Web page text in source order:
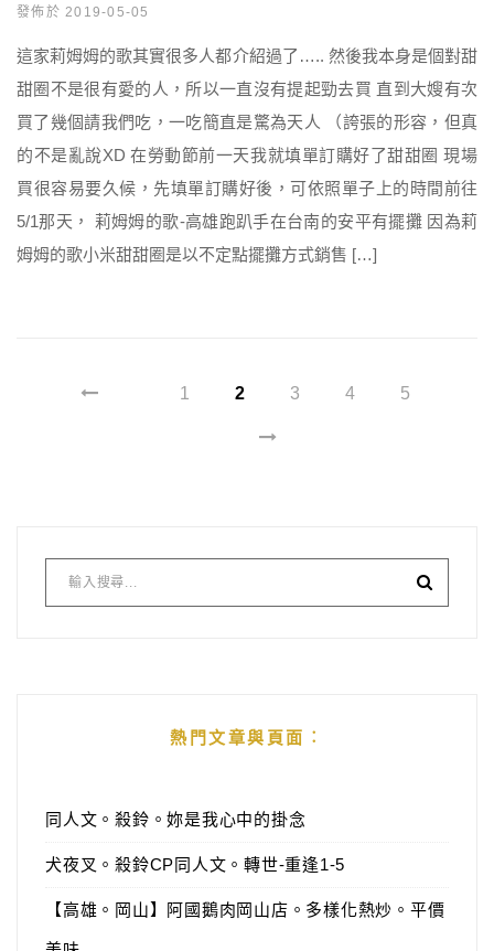
發佈於 2019-05-05
這家莉姆姆的歌其實很多人都介紹過了….. 然後我本身是個對甜
甜圈不是很有愛的人，所以一直沒有提起勁去買 直到大嫂有次
買了幾個請我們吃，一吃簡直是驚為天人 （誇張的形容，但真
的不是亂說XD 在勞動節前一天我就填單訂購好了甜甜圈 現場
買很容易要久候，先填單訂購好後，可依照單子上的時間前往
5/1那天， 莉姆姆的歌-高雄跑趴手在台南的安平有擺攤 因為莉
姆姆的歌小米甜甜圈是以不定點擺攤方式銷售 […]
1 2 3 4 5
熱門文章與頁面︰
同人文。殺鈴。妳是我心中的掛念
犬夜叉。殺鈴CP同人文。轉世-重逢1-5
【高雄。岡山】阿國鵝肉岡山店。多樣化熱炒。平價